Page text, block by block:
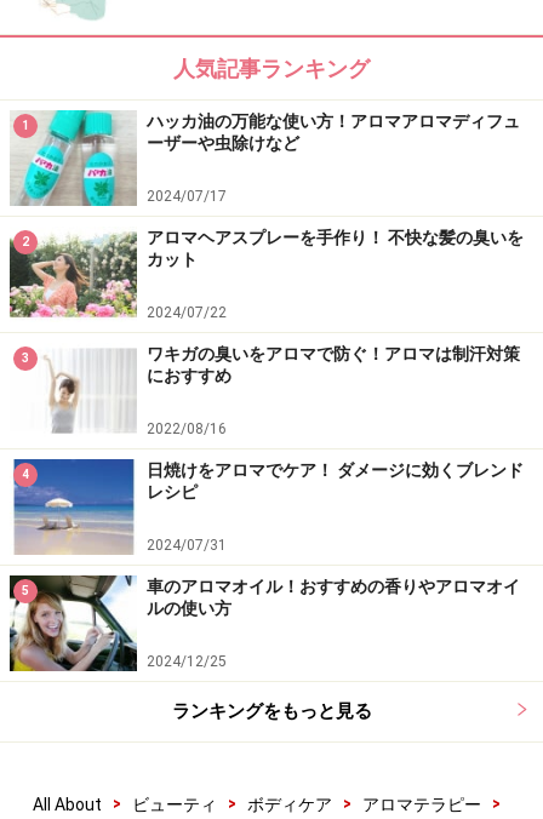
人気記事ランキング
1
ハッカ油の万能な使い方！アロマアロマディフュ
ーザーや虫除けなど
2024/07/17
2
アロマヘアスプレーを手作り！ 不快な髪の臭いを
カット
2024/07/22
3
ワキガの臭いをアロマで防ぐ！アロマは制汗対策
におすすめ
2022/08/16
4
日焼けをアロマでケア！ ダメージに効くブレンド
レシピ
2024/07/31
5
車のアロマオイル！おすすめの香りやアロマオイ
ルの使い方
2024/12/25
ランキングをもっと見る
All About > ビューティ > ボディケア > アロマテラピー
>